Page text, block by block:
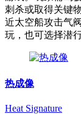
刺杀或取得关键
近太空船攻击气
玩，也可选择潜
热成像
Heat Signature